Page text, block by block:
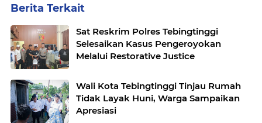
Berita Terkait
Sat Reskrim Polres Tebingtinggi
Selesaikan Kasus Pengeroyokan
Melalui Restorative Justice
Wali Kota Tebingtinggi Tinjau Rumah
Tidak Layak Huni, Warga Sampaikan
Apresiasi